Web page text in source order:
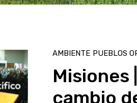
AMBIENTE PUEBLOS
Misiones
cambio